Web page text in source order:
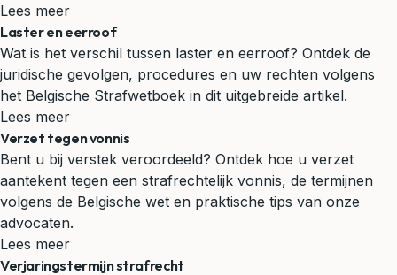
Lees meer
Laster en eerroof
Wat is het verschil tussen laster en eerroof? Ontdek de
juridische gevolgen, procedures en uw rechten volgens
het Belgische Strafwetboek in dit uitgebreide artikel.
Lees meer
Verzet tegen vonnis
Bent u bij verstek veroordeeld? Ontdek hoe u verzet
aantekent tegen een strafrechtelijk vonnis, de termijnen
volgens de Belgische wet en praktische tips van onze
advocaten.
Lees meer
Verjaringstermijn strafrecht